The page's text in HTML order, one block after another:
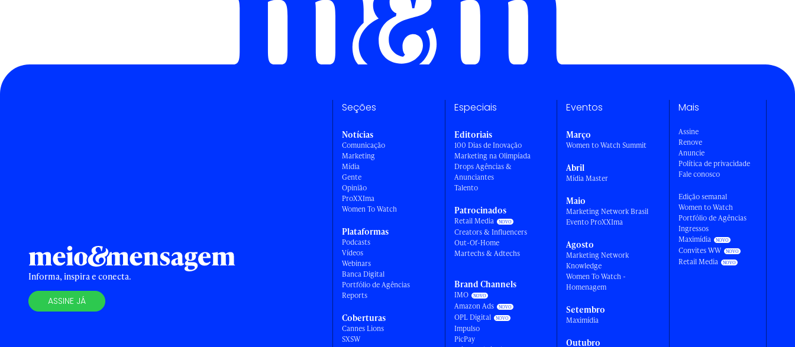
Informa, inspira e conecta.
ASSINE JÁ
Seções
Notícias
Comunicação
Marketing
Mídia
Gente
Opinião
ProXXIma
Women To Watch
Plataformas
Podcasts
Vídeos
Webinars
Banca Digital
Portfólio de Agências
Reports
Coberturas
Cannes Lions
SXSW
Especiais
Editoriais
100 Dias de Inovação
Marketing na Olimpíada
Drops Agências &
Anunciantes
Talento
Patrocinados
Retail Media
Creators & Influencers
Out-Of-Home
Martechs & Adtechs
Brand Channels
IMO
Amazon Ads
OPL Digital
Impulso
PicPay
Eventos
Março
Women to Watch Summit
Abril
Mídia Master
Maio
Marketing Network Brasil
Evento ProXXIma
Agosto
Marketing Network
Knowledge
Women To Watch -
Homenagem
Setembro
Maximídia
Outubro
Mais
Assine
Renove
Anuncie
Política de privacidade
Fale conosco
Edição semanal
Women to Watch
Portfólio de Agências
Ingressos
Maximídia
Convites WW
Retail Media